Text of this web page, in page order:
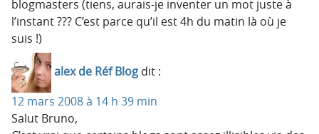
blogmasters (tiens, aurais-je inventer un mot juste à
l’instant ??? C’est parce qu’il est 4h du matin là où je
suis !)
alex de Réf Blog dit :
12 mars 2008 à 14 h 39 min
Salut Bruno,